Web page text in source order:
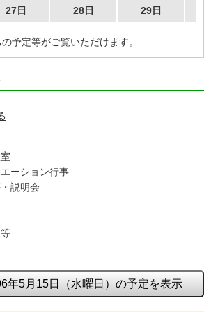
27日 28日 29日
予定等がご覧いただけます。
ーション行事
説明会
年5月15日（水曜日）の予定を表示